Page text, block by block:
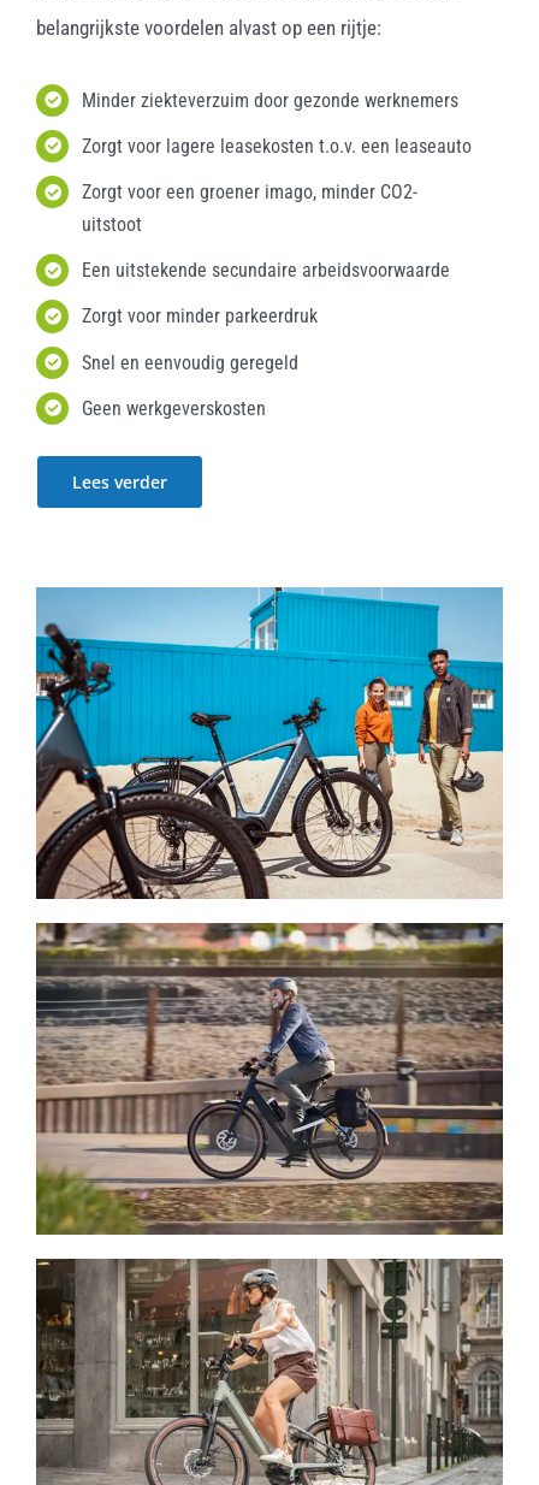
belangrijkste voordelen alvast op een rijtje:
Minder ziekteverzuim door gezonde werknemers
Zorgt voor lagere leasekosten t.o.v. een leaseauto
Zorgt voor een groener imago, minder CO2-
uitstoot
Een uitstekende secundaire arbeidsvoorwaarde
Zorgt voor minder parkeerdruk
Snel en eenvoudig geregeld
Geen werkgeverskosten
Lees verder